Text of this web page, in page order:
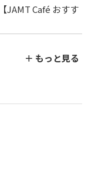
JAMT Café おすす
＋ もっと見る